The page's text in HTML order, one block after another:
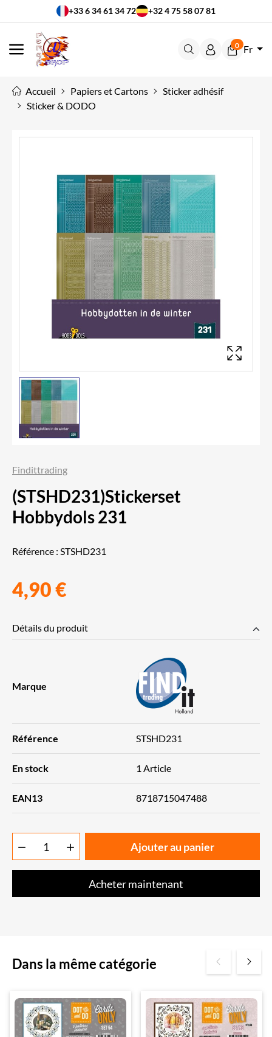
+33 6 34 61 34 72 +32 4 75 58 07 81
MENU
0 Fr
Accueil Papiers et Cartons
Sticker adhésif
Sticker & DODO
Findittrading
(STSHD231)Stickerset
Hobbydols 231
Référence : STSHD231
4,90 €
Détails du produit
Marque
Référence STSHD231
En stock 1 Article
EAN13 8718715047488
  Ajouter au panier
Acheter maintenant
Dans la même catégorie